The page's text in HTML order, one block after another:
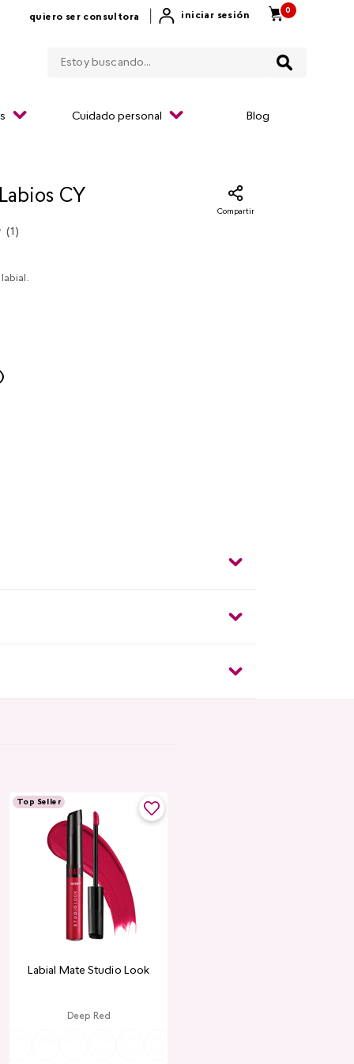
quiero ser consultora iniciar sesión
0
Cuidado personal Blog
CY
Compartir
(1 )
labial.
Top Seller
Labial Mate Studio Look
Deep Red